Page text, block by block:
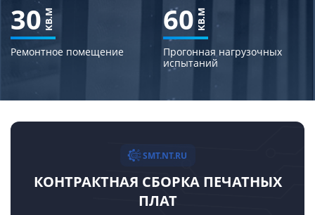
30 КВ.М
Ремонтное помещение
60 КВ.М
Прогонная нагрузочных
испытаний
SMT.NT.RU
КОНТРАКТНАЯ СБОРКА ПЕЧАТНЫХ
ПЛАТ